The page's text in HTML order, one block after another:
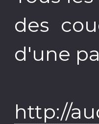
des
d'une
http://